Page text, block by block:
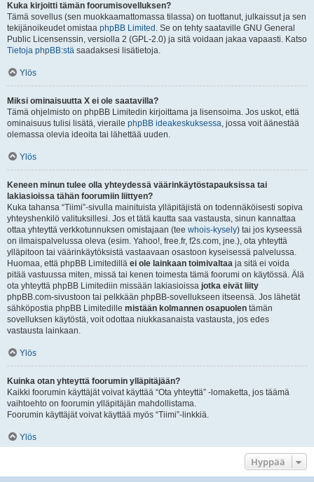
Kuka kirjoitti tämän foorumisovelluksen?
Tämä sovellus (sen muokkaamattomassa tilassa) on tuottanut, julkaissut ja sen
tekijänoikeudet omistaa phpBB Limited . Se on tehty saataville GNU General
Public Licensenssin, versiolla 2 (GPL-2.0) ja sitä voidaan jakaa vapaasti. Katso
Tietoja phpBB:stä saadaksesi lisätietoja.
Ylös
Miksi ominaisuutta X ei ole saatavilla?
Tämä ohjelmisto on phpBB Limitedin kirjoittama ja lisensoima. Jos uskot, että
ominaisuus tulisi lisätä, vieraile phpBB ideakeskuksessa, jossa voit äänestää
olemassa olevia ideoita tai lähettää uuden.
Ylös
Keneen minun tulee olla yhteydessä väärinkäytöstapauksissa tai
lakiasioissa tähän foorumiin liittyen?
Kuka tahansa “Tiimi”-sivulla mainituista ylläpitäjistä on todennäköisesti sopiva
yhteyshenkilö valituksillesi. Jos et tätä kautta saa vastausta, sinun kannattaa
ottaa yhteyttä verkkotunnuksen omistajaan (tee whois-kysely) tai jos kyseessä
on ilmaispalvelussa oleva (esim. Yahoo!, free.fr, f2s.com, jne.), ota yhteyttä
ylläpitoon tai väärinkäytöksistä vastaavaan osastoon kyseisessä palvelussa.
Huomaa, että phpBB Limitedillä ei ole lainkaan toimivaltaa ja sitä ei voida
pitää vastuussa miten, missä tai kenen toimesta tämä foorumi on käytössä. Älä
ota yhteyttä phpBB Limitediin missään lakiasioissa jotka eivät liity
phpBB.com-sivustoon tai pelkkään phpBB-sovellukseen itseensä. Jos lähetät
sähköpostia phpBB Limitedille mistään kolmannen osapuolen tämän
sovelluksen käytöstä, voit odottaa niukkasanaista vastausta, jos edes
vastausta lainkaan.
Ylös
Kuinka otan yhteyttä foorumin ylläpitäjään?
Kaikki foorumin käyttäjät voivat käyttää “Ota yhteyttä” -lomaketta, jos täämä
vaihtoehto on foorumin ylläpitäjän mahdollistama.
Foorumin käyttäjät voivat käyttää myös “Tiimi”-linkkiä.
Ylös
Hyppää